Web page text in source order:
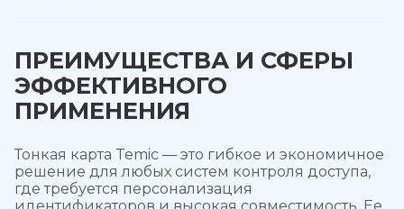
ПРЕИМУЩЕСТВА И СФЕРЫ
ЭФФЕКТИВНОГО
ПРИМЕНЕНИЯ
Тонкая карта Temic — это гибкое и экономичное
решение для любых систем контроля доступа,
где требуется персонализация